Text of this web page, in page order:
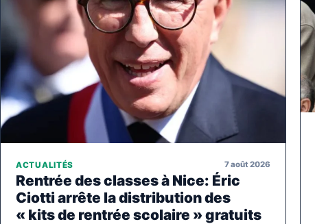
ACTUALITÉS 7 août 2026
Rentrée des classes à Nice: Éric
Ciotti arrête la distribution des
« kits de rentrée scolaire » gratuits